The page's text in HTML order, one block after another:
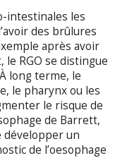
intestinales les
des brûlures
après avoir
le RGO se distingue
long terme, le
le pharynx ou les
le risque de
de Barrett,
développer un
de l’oesophage